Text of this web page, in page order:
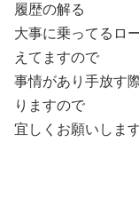
履歴の解る
大事に乗ってるロ
えてますので
事情があり手放す
りますので
宜しくお願いします